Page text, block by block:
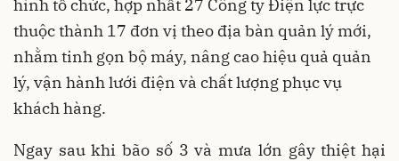
hình tổ chức, hợp nhất 27 Công ty Điện lực trực
thuộc thành 17 đơn vị theo địa bàn quản lý mới,
nhằm tinh gọn bộ máy, nâng cao hiệu quả quản
lý, vận hành lưới điện và chất lượng phục vụ
khách hàng.
Ngay sau khi bão số 3 và mưa lớn gây thiệt hại